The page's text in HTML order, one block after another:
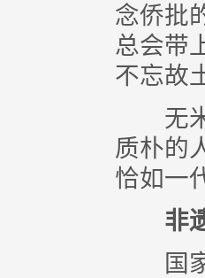
念侨批
总会带
不忘故
无米
质朴的
恰如一
非
国家